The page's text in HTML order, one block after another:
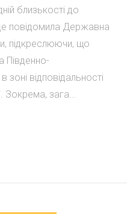
близькості до
повідомила Державна
підкреслюючи, що
Південно-
відповідальності
Зокрема, зага...